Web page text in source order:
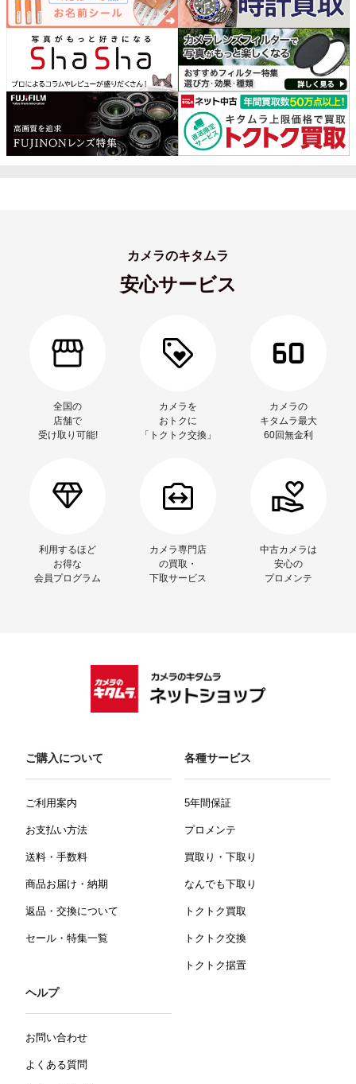
カメラのキタムラ
安心サービス
全国の
店舗で
受け取り可能!
カメラを
おトクに
「トクトク交換」
カメラの
キタムラ最大
60回無金利
利用するほど
お得な
会員プログラム
カメラ専門店
の買取・
下取サービス
中古カメラは
安心の
プロメンテ
ご購入について
ご利用案内
お支払い方法
送料・手数料
商品お届け・納期
返品・交換について
セール・特集一覧
各種サービス
5年間保証
プロメンテ
買取り・下取り
なんでも下取り
トクトク買取
トクトク交換
トクトク据置
ヘルプ
お問い合わせ
よくある質問